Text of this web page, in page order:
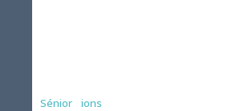
Associations
Sénior